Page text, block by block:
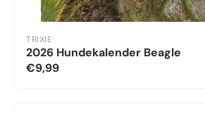
TRIXIE
2026 Hundekalender Beagle
€9,99